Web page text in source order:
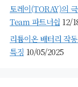
토레이(TORAY)의
Team 파트너쉽 12/
리튬이온 배터리 작
특징 10/05/2025